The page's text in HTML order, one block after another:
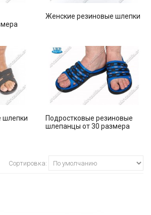
Женские резиновые шлепки
шлепки
Подростковые резиновые
шлепанцы от 30 размера
Сортировка: